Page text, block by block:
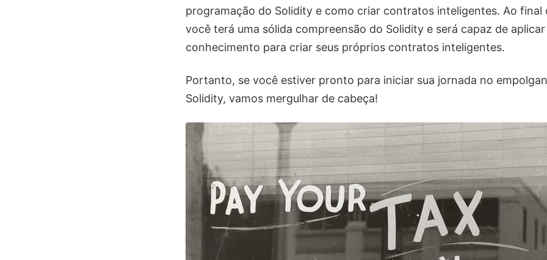
programação do Solidity e como criar contratos inteligentes. Ao final
você terá uma sólida compreensão do Solidity e será capaz de aplicar
conhecimento para criar seus próprios contratos inteligentes.
Portanto, se você estiver pronto para iniciar sua jornada no
Solidity, vamos mergulhar de cabeça!